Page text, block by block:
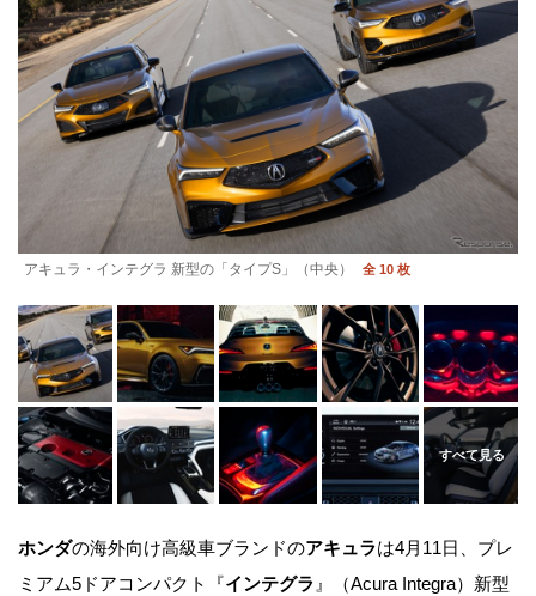
アキュラ・インテグラ 新型の「タイプS」（中央） 全 10 枚
ホンダの海外向け高級車ブランドのアキュラは4月11日、プレ
ミアム5ドアコンパクト『インテグラ 』（Acura Integra）新型